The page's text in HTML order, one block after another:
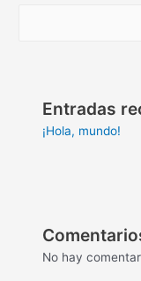
Entradas
¡Hola, mundo!
No hay